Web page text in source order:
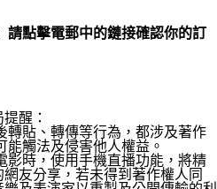
請點擊電郵中的鏈接確認你的訂
醒：
貼、轉傳等行為，都涉及著作
觸法及侵害他人權益。
時，使用手機直播功能，將精
友分享，若未得到著作權人同